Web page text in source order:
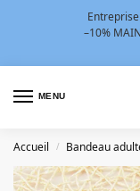
–10%
MENU
Accueil / Bandeau